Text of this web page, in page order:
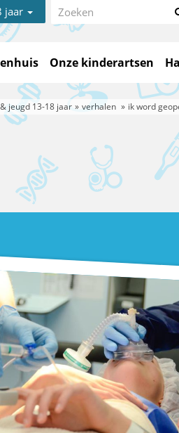
jaar
Onze kinderartsen
jeugd 13-18 jaar verhalen ik word